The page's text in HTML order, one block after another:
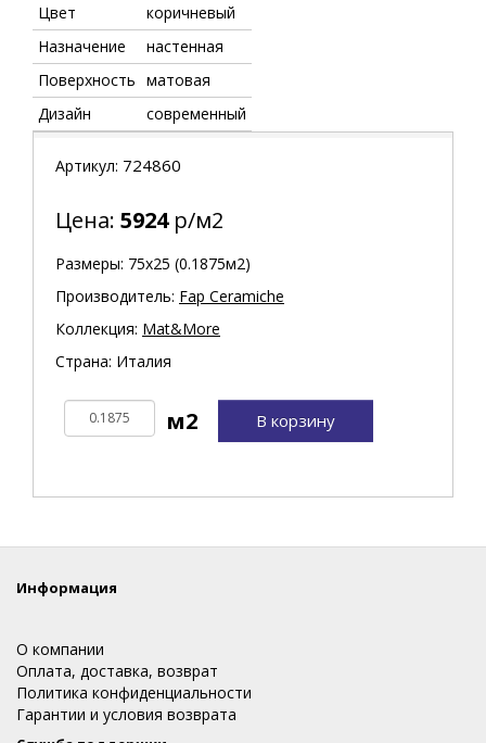
Цвет
коричневый
Назначение
настенная
Поверхность матовая
Дизайн
современный
Артикул: 724860
Цена: 5924р/м2
Размеры: 75х25 (0.1875м2)
Производитель: Fap Ceramiche
Коллекция: Mat&More
Страна: Италия
В корзину
Информация
О компании
Оплата, доставка, возврат
Политика конфиденциальности
Гарантии и условия возврата